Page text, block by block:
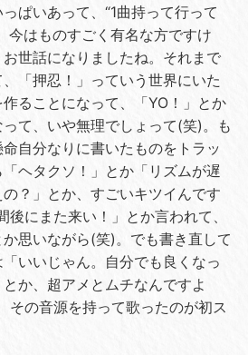
ぱいあって、“1曲持って行って
今はものすごく有名な方ですけ
世話になりましたね。それまで
「押忍！」っていう世界にいた
ることになって、「YO！」とか
て、いや無理でしょって(笑)。も
自分なりに書いたものをトラッ
ヘタクソ！」とか「リズムが遅
？」とか、すごいキツイんです
後にまた来い！」とか言われて、
思いながら(笑)。でも書き直して
いいじゃん。自分でも良くなっ
か、超アメとムチなんですよ
その音源を持って歌ったのが初ス